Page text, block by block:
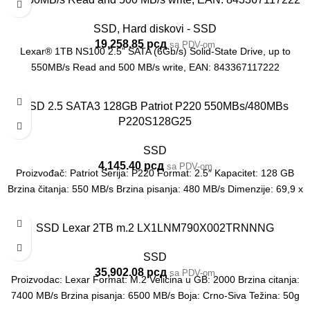
SSD, Hard diskovi - SSD
19,258.85 рсд sa PDV-om
Lexar® 1TB NS100 2.5” SATA (6Gb/s) Solid-State Drive, up to
550MB/s Read and 500 MB/s write, EAN: 843367117222
SSD 2.5 SATA3 128GB Patriot P220 550MBs/480MBs
P220S128G25
SSD
4,145.40 рсд sa PDV-om
Proizvođač: Patriot Serija: P220 Format: 2.5″ Kapacitet: 128 GB
Brzina čitanja: 550 MB/s Brzina pisanja: 480 MB/s Dimenzije: 69,9 x
SSD Lexar 2TB m.2 LX1LNM790X002TRNNNG
SSD
35,902.08 рсд sa PDV-om
Proizvodac: Lexar Format: M.2 Velicina u GB: 2000 Brzina citanja:
7400 MB/s Brzina pisanja: 6500 MB/s Boja: Crno-Siva Težina: 50g